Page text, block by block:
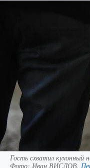
Гость схватил кухонный
Фото: Иван ВИСЛОВ.